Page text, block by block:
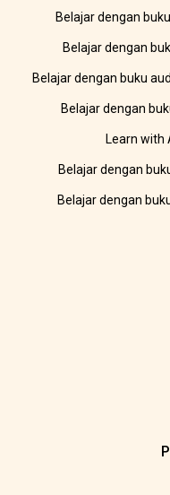
Belajar dengan
Belajar dengan
Belajar dengan buku
Belajar dengan
Learn with
Belajar dengan
Belajar dengan